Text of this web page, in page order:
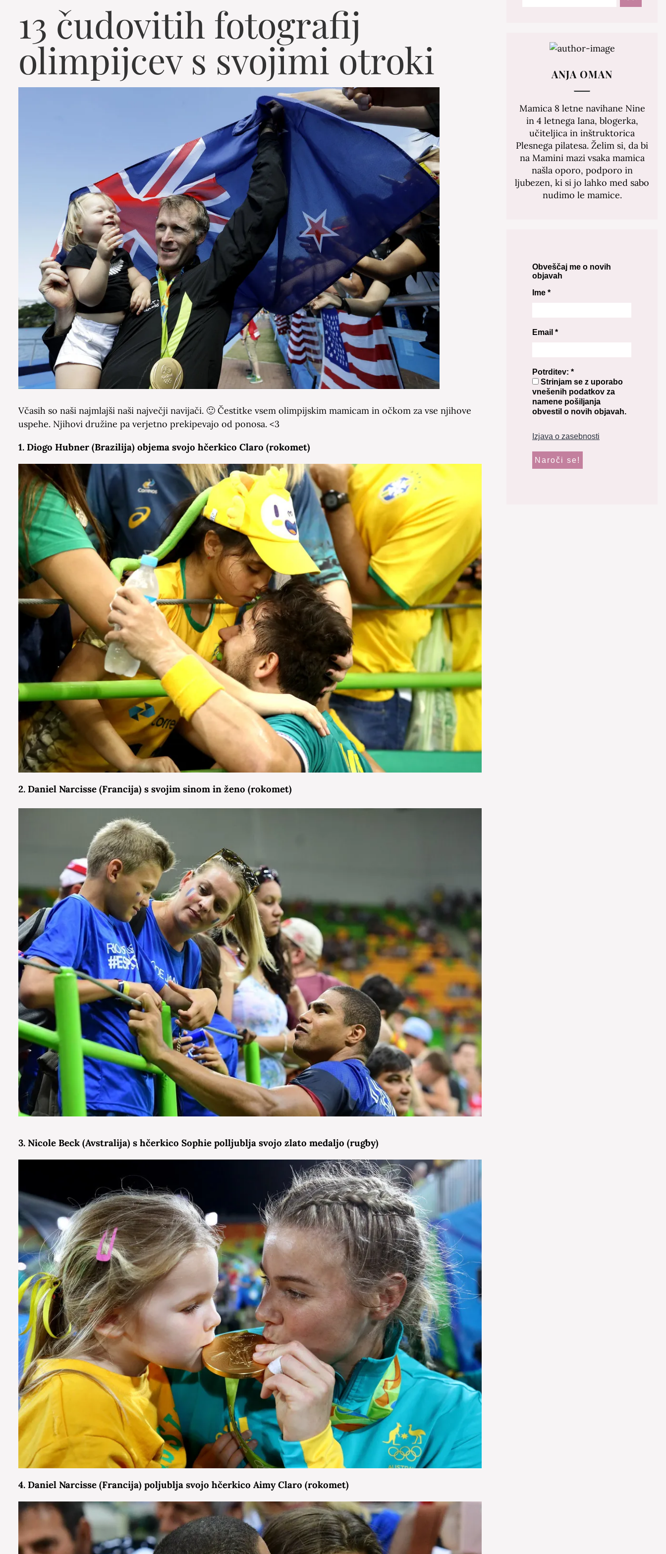
13 čudovitih fotografij
olimpijcev s svojimi otroki
Včasih so naši najmlajši naši največji navijači. 🙂 Čestitke vsem olimpijskim mamicam in očkom za vse njihove
uspehe. Njihovi družine pa verjetno prekipevajo od ponosa. <3
1. Diogo Hubner (Brazilija) objema svojo hčerkico Claro (rokomet)
2. Daniel Narcisse (Francija) s svojim sinom in ženo (rokomet)
3. Nicole Beck (Avstralija) s hčerkico Sophie polljublja svojo zlato medaljo (rugby)
4. Daniel Narcisse (Francija) poljublja svojo hčerkico Aimy Claro (rokomet)
ANJA OMAN
Mamica 8 letne navihane Nine
in 4 letnega Iana, blogerka,
učiteljica in inštruktorica
Plesnega pilatesa. Želim si, da bi
na Mamini mazi vsaka mamica
našla oporo, podporo in
ljubezen, ki si jo lahko med sabo
nudimo le mamice.
Obveščaj me o novih
objavah
Ime *
Email *
Potrditev: *
Strinjam se z uporabo
vnešenih podatkov za
namene pošiljanja
obvestil o novih objavah.
Izjava o zasebnosti